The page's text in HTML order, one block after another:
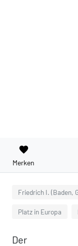
favorite
Merken
Friedrich I. (Baden,
Platz in Europa
Der